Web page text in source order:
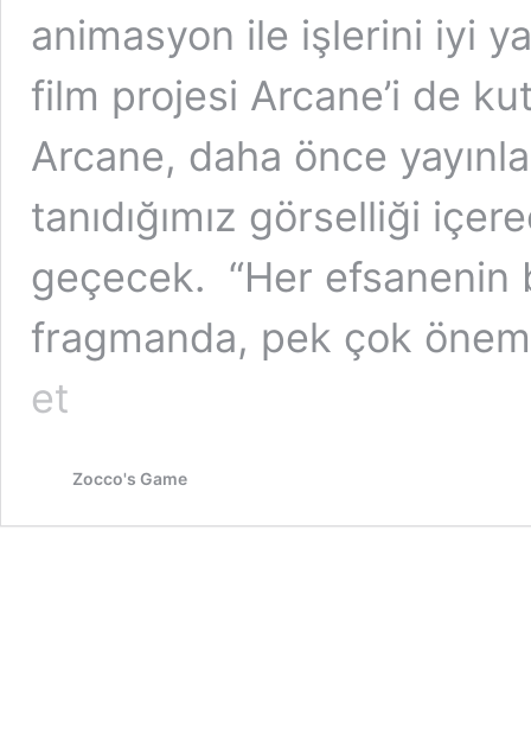
animasyon ile işlerini iyi
film projesi Arcane’i de
Arcane, daha önce
tanıdığımız görselliği
geçecek. “Her efsanenin
fragmanda, pek çok
et
Animasyon
Taşınacak
Zocco's Game